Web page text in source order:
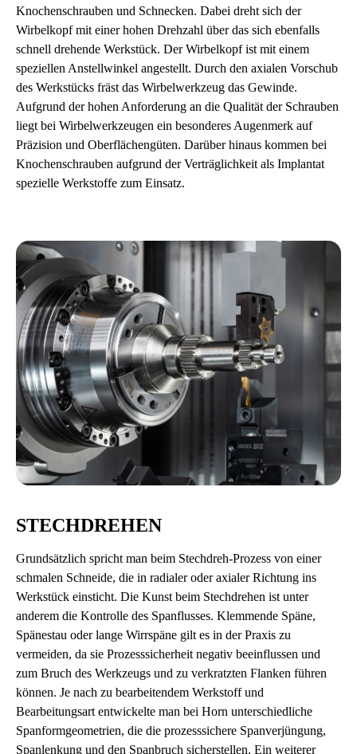
Knochenschrauben und Schnecken. Dabei dreht sich der
Wirbelkopf mit einer hohen Drehzahl über das sich ebenfalls
schnell drehende Werkstück. Der Wirbelkopf ist mit einem
speziellen Anstellwinkel angestellt. Durch den axialen Vorschub
des Werkstücks fräst das Wirbelwerkzeug das Gewinde.
Aufgrund der hohen Anforderung an die Qualität der Schrauben
liegt bei Wirbelwerkzeugen ein besonderes Augenmerk auf
Präzision und Oberflächengüten. Darüber hinaus kommen bei
Knochenschrauben aufgrund der Verträglichkeit als Implantat
spezielle Werkstoffe zum Einsatz.
STECHDREHEN
Grundsätzlich spricht man beim Stechdreh-Prozess von einer
schmalen Schneide, die in radialer oder axialer Richtung ins
Werkstück einsticht. Die Kunst beim Stechdrehen ist unter
anderem die Kontrolle des Spanflusses. Klemmende Späne,
Spänestau oder lange Wirrspäne gilt es in der Praxis zu
vermeiden, da sie Prozesssicherheit negativ beeinflussen und
zum Bruch des Werkzeugs und zu verkratzten Flanken führen
können. Je nach zu bearbeitendem Werkstoff und
Bearbeitungsart entwickelte man bei Horn unterschiedliche
Spanformgeometrien, die die prozesssichere Spanverjüngung,
Spanlenkung und den Spanbruch sicherstellen. Ein weiterer